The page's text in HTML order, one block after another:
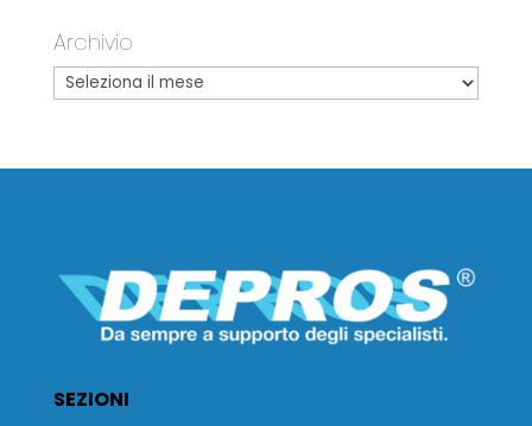
Archivio
SEZIONI